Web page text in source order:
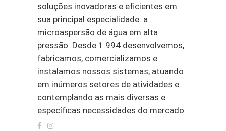
soluções inovadoras e eficientes em
sua principal especialidade: a
microaspersão de água em alta
pressão. Desde 1.994 desenvolvemos,
fabricamos, comercializamos e
instalamos nossos sistemas, atuando
em inúmeros setores de atividades e
contemplando as mais diversas e
específicas necessidades do mercado.